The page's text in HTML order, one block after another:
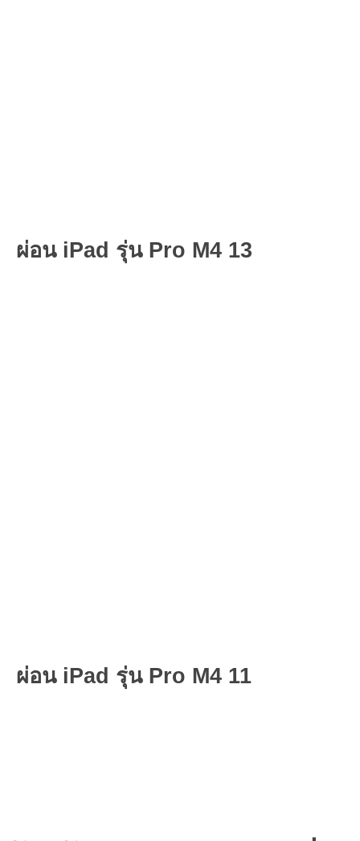
ผ่อน iPad รุ่น Pro M4 13
ผ่อน iPad รุ่น Pro M4 11